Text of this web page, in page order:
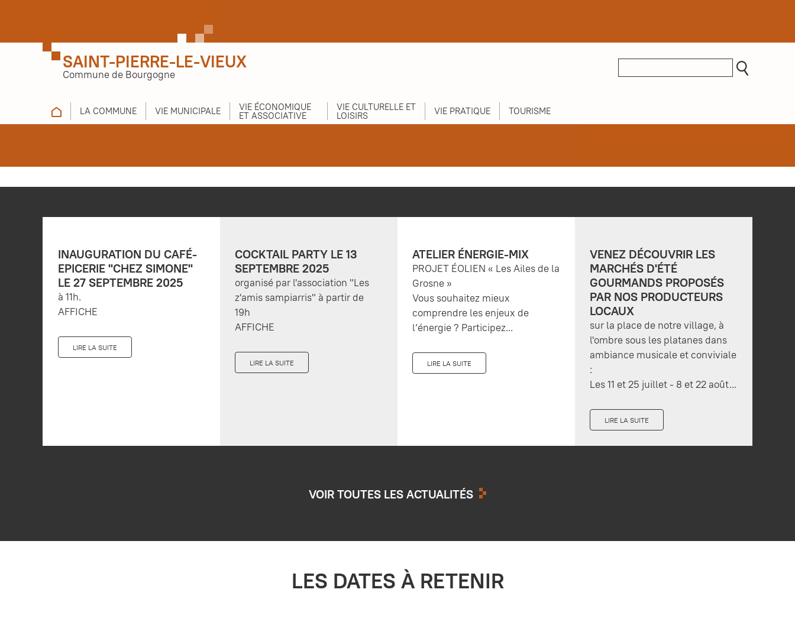
SAINT-PIERRE-LE-VIEUX
Commune de Bourgogne
LA COMMUNE VIE MUNICIPALE VIE ÉCONOMIQUE
ET ASSOCIATIVE
VIE CULTURELLE ET
LOISIRS VIE PRATIQUE TOURISME
INAUGURATION DU CAFÉ-
EPICERIE "CHEZ SIMONE"
LE 27 SEPTEMBRE 2025
à 11h.
AFFICHE
LIRE LA SUITE
COCKTAIL PARTY LE 13
SEPTEMBRE 2025
organisé par l'association "Les
z'amis sampiarris" à partir de
19h
AFFICHE
LIRE LA SUITE
ATELIER ÉNERGIE-MIX
PROJET ÉOLIEN « Les Ailes de la
Grosne »
Vous souhaitez mieux
comprendre les enjeux de
l’énergie ? Participez...
LIRE LA SUITE
VENEZ DÉCOUVRIR LES
MARCHÉS D'ÉTÉ
GOURMANDS PROPOSÉS
PAR NOS PRODUCTEURS
LOCAUX
sur la place de notre village, à
l'ombre sous les platanes dans
ambiance musicale et conviviale
:
Les 11 et 25 juillet - 8 et 22 août...
LIRE LA SUITE
VOIR TOUTES LES ACTUALITÉS
LES DATES À RETENIR